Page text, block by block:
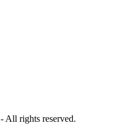
- All rights reserved.